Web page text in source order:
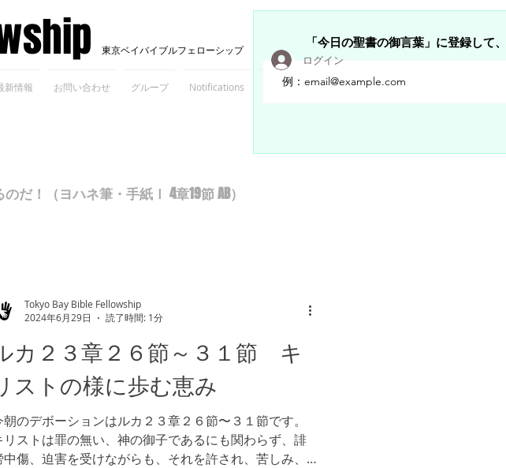
東京ベイバイブルフェローシップ
新情報 お問い合わせ グループ Notifications Members
「今日の聖書の御言葉」に登録して
ログイン
だ！（ヨハネ筆・手紙Ⅰ 4章19節 AB）
カ２３章２６節～３１節 キ
ストの様に歩む恵み
朝のデボーションはルカ２３章２６節〜３１節です。
リストは罪の無い、神の御子であるにも関わらず、誹
中傷、迫害を受けながらも、それを許され、苦しみ、
Tokyo Bay Bible Fellowship
2024年6月29日
読了時間: 1分